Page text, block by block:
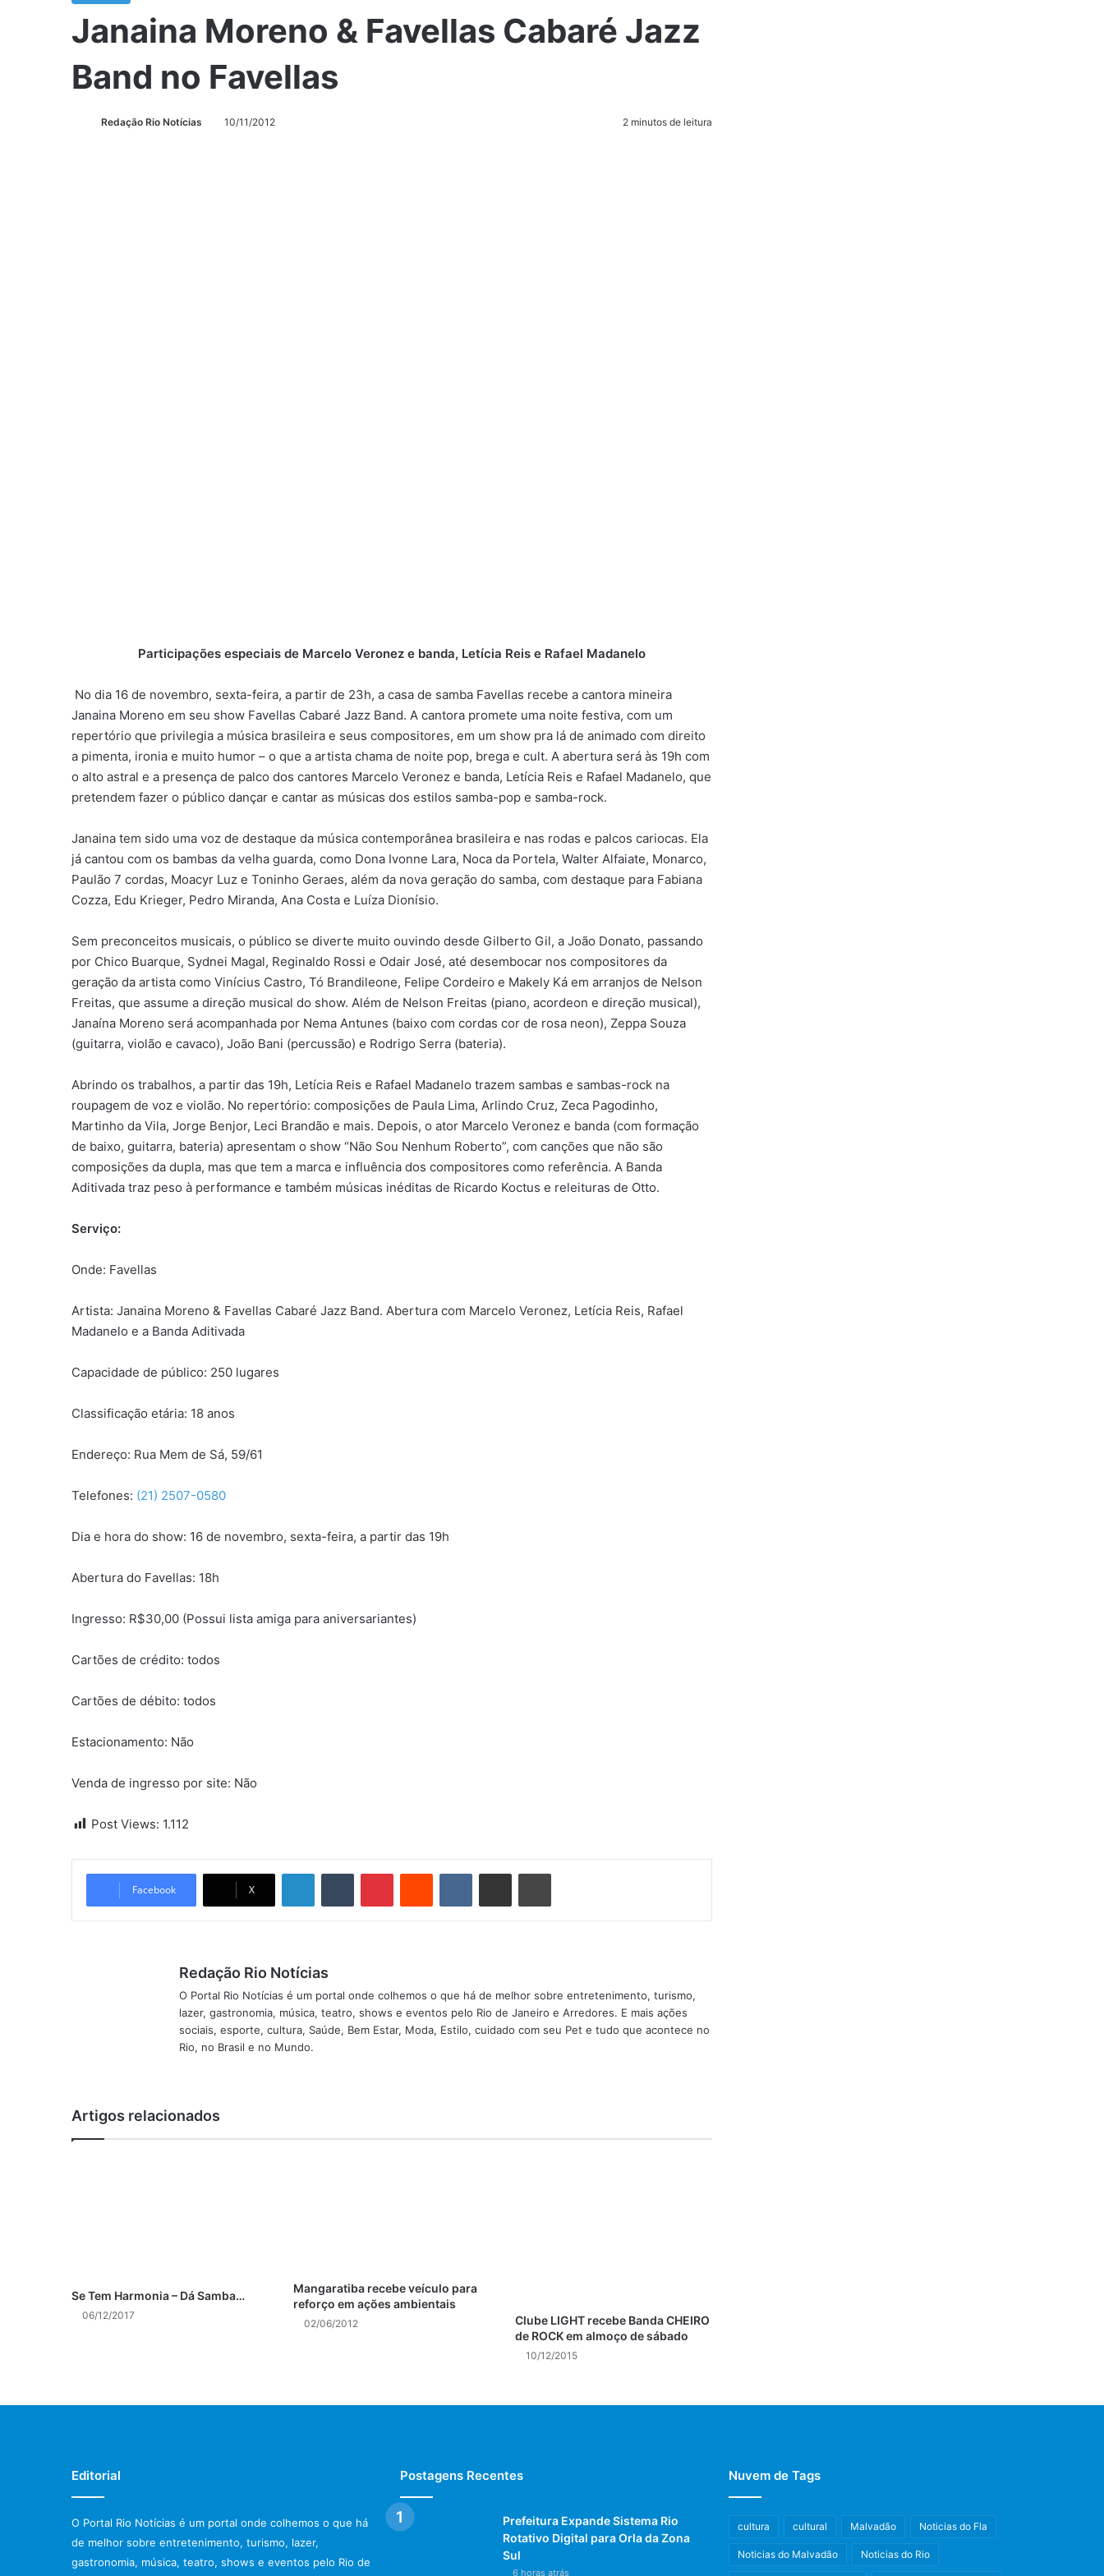
Janaina Moreno & Favellas Cabaré Jazz
Band no Favellas
Redação Rio Notícias 10/11/2012 2 minutos de leitura
Participações especiais de Marcelo Veronez e banda, Letícia Reis e Rafael Madanelo
No dia 16 de novembro, sexta-feira, a partir de 23h, a casa de samba Favellas recebe a cantora mineira
Janaina Moreno em seu show Favellas Cabaré Jazz Band. A cantora promete uma noite festiva, com um
repertório que privilegia a música brasileira e seus compositores, em um show pra lá de animado com direito
a pimenta, ironia e muito humor – o que a artista chama de noite pop, brega e cult. A abertura será às 19h com
o alto astral e a presença de palco dos cantores Marcelo Veronez e banda, Letícia Reis e Rafael Madanelo, que
pretendem fazer o público dançar e cantar as músicas dos estilos samba-pop e samba-rock.
Janaina tem sido uma voz de destaque da música contemporânea brasileira e nas rodas e palcos cariocas. Ela
já cantou com os bambas da velha guarda, como Dona Ivonne Lara, Noca da Portela, Walter Alfaiate, Monarco,
Paulão 7 cordas, Moacyr Luz e Toninho Geraes, além da nova geração do samba, com destaque para Fabiana
Cozza, Edu Krieger, Pedro Miranda, Ana Costa e Luíza Dionísio.
Sem preconceitos musicais, o público se diverte muito ouvindo desde Gilberto Gil, a João Donato, passando
por Chico Buarque, Sydnei Magal, Reginaldo Rossi e Odair José, até desembocar nos compositores da
geração da artista como Vinícius Castro, Tó Brandileone, Felipe Cordeiro e Makely Ká em arranjos de Nelson
Freitas, que assume a direção musical do show. Além de Nelson Freitas (piano, acordeon e direção musical),
Janaína Moreno será acompanhada por Nema Antunes (baixo com cordas cor de rosa neon), Zeppa Souza
(guitarra, violão e cavaco), João Bani (percussão) e Rodrigo Serra (bateria).
Abrindo os trabalhos, a partir das 19h, Letícia Reis e Rafael Madanelo trazem sambas e sambas-rock na
roupagem de voz e violão. No repertório: composições de Paula Lima, Arlindo Cruz, Zeca Pagodinho,
Martinho da Vila, Jorge Benjor, Leci Brandão e mais. Depois, o ator Marcelo Veronez e banda (com formação
de baixo, guitarra, bateria) apresentam o show “Não Sou Nenhum Roberto”, com canções que não são
composições da dupla, mas que tem a marca e influência dos compositores como referência. A Banda
Aditivada traz peso à performance e também músicas inéditas de Ricardo Koctus e releituras de Otto.
Serviço:
Onde: Favellas
Artista: Janaina Moreno & Favellas Cabaré Jazz Band. Abertura com Marcelo Veronez, Letícia Reis, Rafael
Madanelo e a Banda Aditivada
Capacidade de público: 250 lugares
Classificação etária: 18 anos
Endereço: Rua Mem de Sá, 59/61
Telefones: (21) 2507-0580
Dia e hora do show: 16 de novembro, sexta-feira, a partir das 19h
Abertura do Favellas: 18h
Ingresso: R$30,00 (Possui lista amiga para aniversariantes)
Cartões de crédito: todos
Cartões de débito: todos
Estacionamento: Não
Venda de ingresso por site: Não
Post Views: 1.112
Facebook X
Redação Rio Notícias
O Portal Rio Notícias é um portal onde colhemos o que há de melhor sobre entretenimento, turismo,
lazer, gastronomia, música, teatro, shows e eventos pelo Rio de Janeiro e Arredores. E mais ações
sociais, esporte, cultura, Saúde, Bem Estar, Moda, Estilo, cuidado com seu Pet e tudo que acontece no
Rio, no Brasil e no Mundo.
Artigos relacionados
Se Tem Harmonia – Dá Samba…
06/12/2017
Mangaratiba recebe veículo para
reforço em ações ambientais
02/06/2012
Clube LIGHT recebe Banda CHEIRO
de ROCK em almoço de sábado
10/12/2015
Editorial
O Portal Rio Notícias é um portal onde colhemos o que há
de melhor sobre entretenimento, turismo, lazer,
gastronomia, música, teatro, shows e eventos pelo Rio de
Postagens Recentes
Prefeitura Expande Sistema Rio
Rotativo Digital para Orla da Zona
Sul
6 horas atrás
Nuvem de Tags
cultura cultural Malvadão Noticias do Fla
Noticias do Malvadão Noticias do Rio